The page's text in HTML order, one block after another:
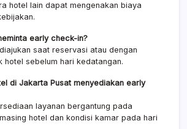
hotel lain dapat mengenakan biaya
early check-in?
saat reservasi atau dengan
hotel sebelum hari kedatangan.
di Jakarta Pusat menyediakan early
layanan bergantung pada
hotel dan kondisi kamar pada hari